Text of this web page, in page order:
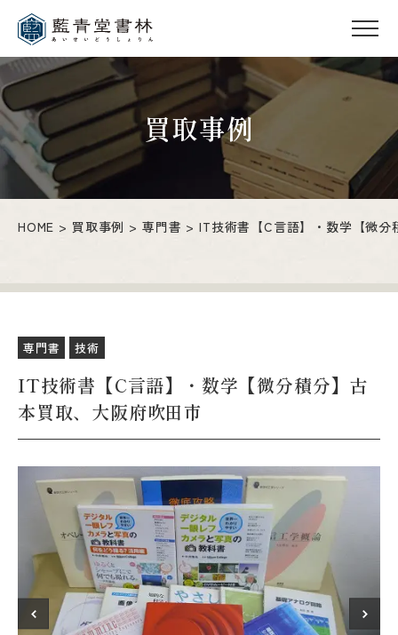
買取事例
HOME 買取事例 専門書 IT技術書【C言語】・数学【微
専門書 技術
IT技術書【C言語】・数学【微分積分】古
本買取、大阪府吹田市